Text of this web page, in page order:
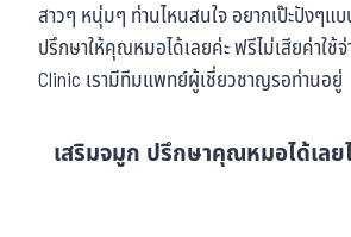
สาวๆ หนุ่มๆ ท่านไหนสนใจ อยากเป๊ะปังๆแบ
ปรึกษาให้คุณหมอได้เลยค่ะ ฟรีไม่เสียค่าใช้
Clinic เรามีทีมแพทย์ผู้เชี่ยวชาญรอท่านอยู่
เสริมจมูก ปรึกษาคุณหมอได้เลย